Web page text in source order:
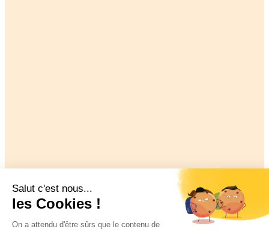
Salut c'est nous...
les Cookies !
On a attendu d'être sûrs que le contenu de